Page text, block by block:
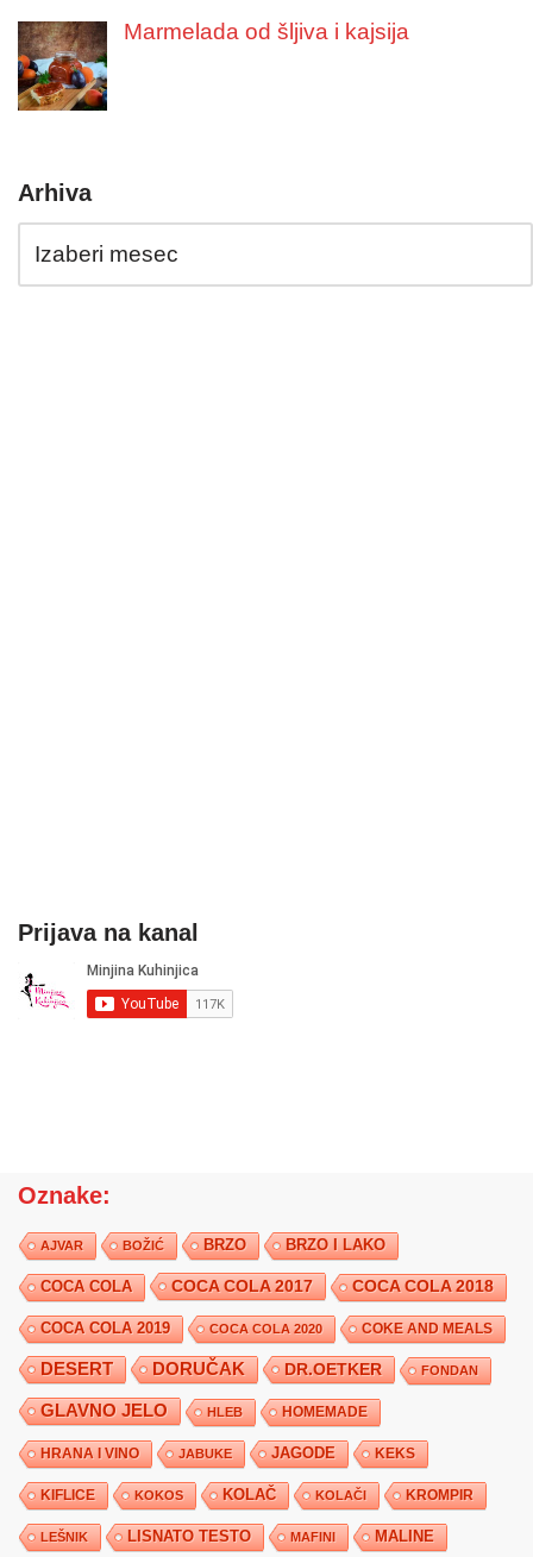
Marmelada od šljiva i kajsija
Arhiva
Prijava na kanal
Oznake:
AJVAR BOŽIĆ BRZO BRZO I LAKO
COCA COLA COCA COLA 2017 COCA COLA 2018
COCA COLA 2019 COCA COLA 2020 COKE AND MEALS
DESERT DORUČAK DR.OETKER FONDAN
GLAVNO JELO HLEB HOMEMADE
HRANA I VINO JABUKE JAGODE KEKS
KIFLICE KOKOS KOLAČ KOLAČI KROMPIR
LEŠNIK LISNATO TESTO MAFINI MALINE